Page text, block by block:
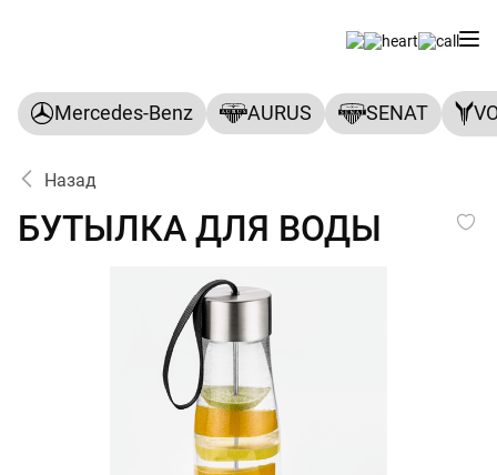
Mercedes-Benz AURUS SENAT
Назад
БУТЫЛКА ДЛЯ ВОДЫ
БУТЫЛКА ДЛЯ ВОДЫ